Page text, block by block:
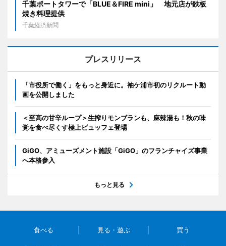
千葉ポートタワーで「BLUE＆FIRE mini」 地元店が鉄板
焼き料理提供
千葉経済新聞
プレスリリース
「市役所で働く」をもっと身近に。袖ケ浦市初のリクルート動
画を公開しました
＜至高の甘辛ループ＞生搾りモンブランも、麻辣湯も！秋の味
覚を食べ尽くす極上ビュッフェ登場
GiGO、アミューズメント施設「GiGO」のフランチャイズ事業
へ本格参入
もっと見る
食べる 見る・遊ぶ 買う